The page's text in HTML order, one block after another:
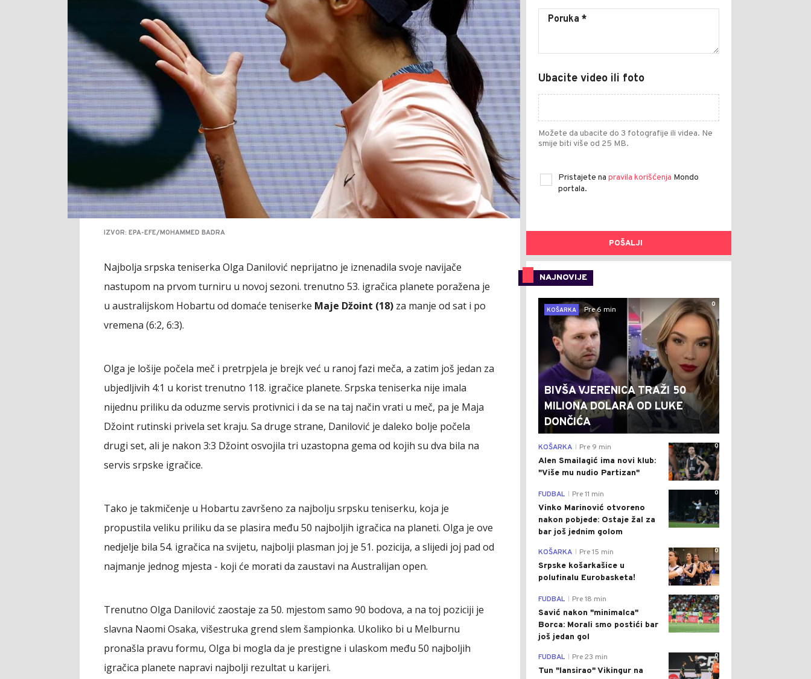
IZVOR: EPA-EFE/MOHAMMED BADRA
Najbolja srpska teniserka Olga Danilović neprijatno je iznenadila svoje navijače
nastupom na prvom turniru u novoj sezoni. trenutno 53. igračica planete poražena je
u australijskom Hobartu od domaće teniserke Maje Džoint (18) za manje od sat i po
vremena (6:2, 6:3).
Olga je lošije počela meč i pretrpjela je brejk već u ranoj fazi meča, a zatim još jedan za
ubjedljivih 4:1 u korist trenutno 118. igračice planete. Srpska teniserka nije imala
nijednu priliku da oduzme servis protivnici i da se na taj način vrati u meč, pa je Maja
Džoint rutinski privela set kraju. Sa druge strane, Danilović je daleko bolje počela
drugi set, ali je nakon 3:3 Džoint osvojila tri uzastopna gema od kojih su dva bila na
servis srpske igračice.
Tako je takmičenje u Hobartu završeno za najbolju srpsku teniserku, koja je
propustila veliku priliku da se plasira među 50 najboljih igračica na planeti. Olga je ove
nedjelje bila 54. igračica na svijetu, najbolji plasman joj je 51. pozicija, a slijedi joj pad od
najmanje jednog mjesta - koji će morati da zaustavi na Australijan open.
Trenutno Olga Danilović zaostaje za 50. mjestom samo 90 bodova, a na toj poziciji je
slavna Naomi Osaka, višestruka grend slem šampionka. Ukoliko bi u Melburnu
pronašla pravu formu, Olga bi mogla da je prestigne i ulaskom među 50 najboljih
igračica planete napravi najbolji rezultat u karijeri.
Ubacite video ili foto
Možete da ubacite do 3 fotografije ili videa. Ne
smije biti više od 25 MB.
Pristajete na pravila korišćenja Mondo
portala.
POŠALJI
NAJNOVIJE
0
KOŠARKA
Pre 6 min
BIVŠA VJERENICA TRAŽI 50
MILIONA DOLARA OD LUKE
DONČIĆA
0
KOŠARKA Pre 9 min
Alen Smailagić ima novi klub:
"Više mu nudio Partizan"
0
FUDBAL Pre 11 min
Vinko Marinović otvoreno
nakon pobjede: Ostaje žal za
bar još jednim golom
0
KOŠARKA Pre 15 min
Srpske košarkašice u
polufinalu Eurobasketa!
0
FUDBAL Pre 18 min
Savić nakon "minimalca"
Borca: Morali smo postići bar
još jedan gol
0
FUDBAL Pre 23 min
Tun "lansirao" Vikingur na